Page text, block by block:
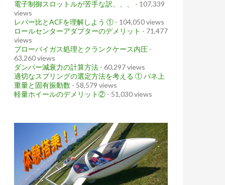
電子制御スロットルが苦手な訳、、、
- 107,339
views
レバー比とACFを理解しよう ① - 104,050 views
ロールセンターアダプターのデメリット - 71,477
views
ブローバイガス処理とクランクケース内圧 -
63,260 views
ダンパー減衰力の計算方法 - 60,297 views
適切なスプリングの選定方法を考える ① バネ上
重量と固有振動数 - 58,579 views
軽量ホイールのデメリット② - 51,030 views